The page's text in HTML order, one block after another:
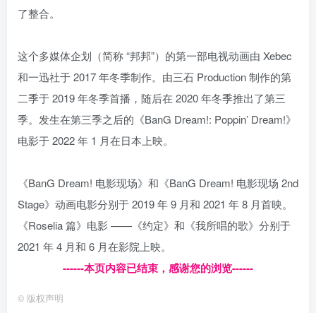
了整合。
这个多媒体企划（简称 “邦邦”）的第一部电视动画由 Xebec
和一迅社于 2017 年冬季制作。由三石 Production 制作的第
二季于 2019 年冬季首播，随后在 2020 年冬季推出了第三
季。发生在第三季之后的《BanG Dream!: Poppin’ Dream!》
电影于 2022 年 1 月在日本上映。
《BanG Dream! 电影现场》和《BanG Dream! 电影现场 2nd
Stage》动画电影分别于 2019 年 9 月和 2021 年 8 月首映。
《Roselia 篇》电影 ——《约定》和《我所唱的歌》分别于
2021 年 4 月和 6 月在影院上映。
------本页内容已结束，感谢您的浏览------
© 版权声明